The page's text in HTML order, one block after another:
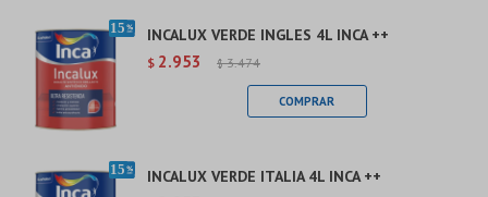
INCALUX VERDE INGLES 4L INCA ++
$ 2.953 $ 3.474
INCALUX VERDE ITALIA 4L INCA ++